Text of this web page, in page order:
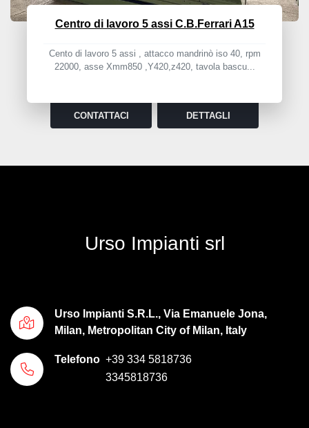
Centro di lavoro 5 assi C.B.Ferrari A15
Cento di lavoro 5 assi , attacco mandrinò iso 40, rpm
22000, asse Xmm850 ,Y420,z420, tavola bascu...
CONTATTACI DETTAGLI
Urso Impianti srl
Urso Impianti S.R.L., Via Emanuele Jona,
Milan, Metropolitan City of Milan, Italy
Telefono +39 334 5818736
3345818736